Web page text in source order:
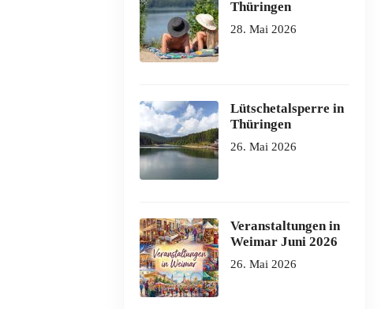
Thüringen
28. Mai 2026
Lütschetalsperre in
Thüringen
26. Mai 2026
Veranstaltungen in
Weimar Juni 2026
26. Mai 2026